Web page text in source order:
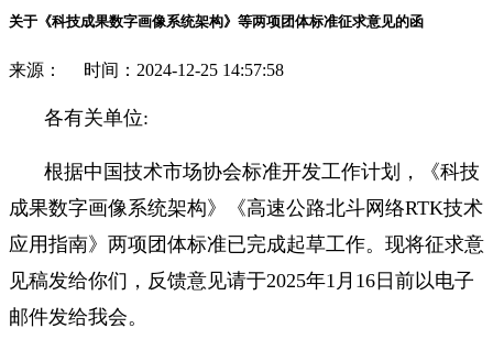
关于《科技成果数字画像系统架构》等两项团体标准征求意见的函
来源： 时间：2024-12-25 14:57:58
各有关单位:
根据中国技术市场协会标准开发工作计划，《科技
成果数字画像系统架构》《高速公路北斗网络RTK技术
应用指南》两项团体标准已完成起草工作。现将征求意
见稿发给你们，反馈意见请于2025年1月16日前以电子
邮件发给我会。